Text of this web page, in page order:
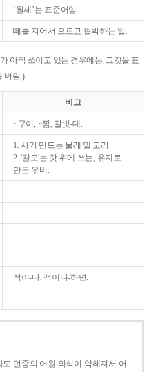
‘월세’는 표준어임.
떼를 지어서 으르고 협박하는 일.
아직 쓰이고 있는 경우에는, 그것을 표
버림.)
비고
~구이, ~찜, 갈빗-대.
1. 사기 만드는 물레 밑 고리.
2. '갈모'는 갓 위에 쓰는, 유지로
만든 우비.
적이-나, 적이나-하면.
언중의 어원 의식이 약해져서 어